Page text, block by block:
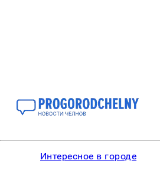
Интересное в городе